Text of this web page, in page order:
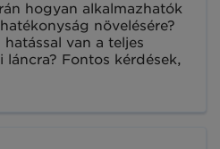
hogyan alkalmazhatók
növelésére?
van a teljes
láncra? Fontos kérdések,
kínál.